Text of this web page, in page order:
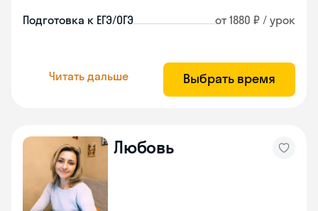
Подготовка к ЕГЭ/ОГЭ от 1880 ₽ / урок
Читать дальше Выбрать время
Любовь